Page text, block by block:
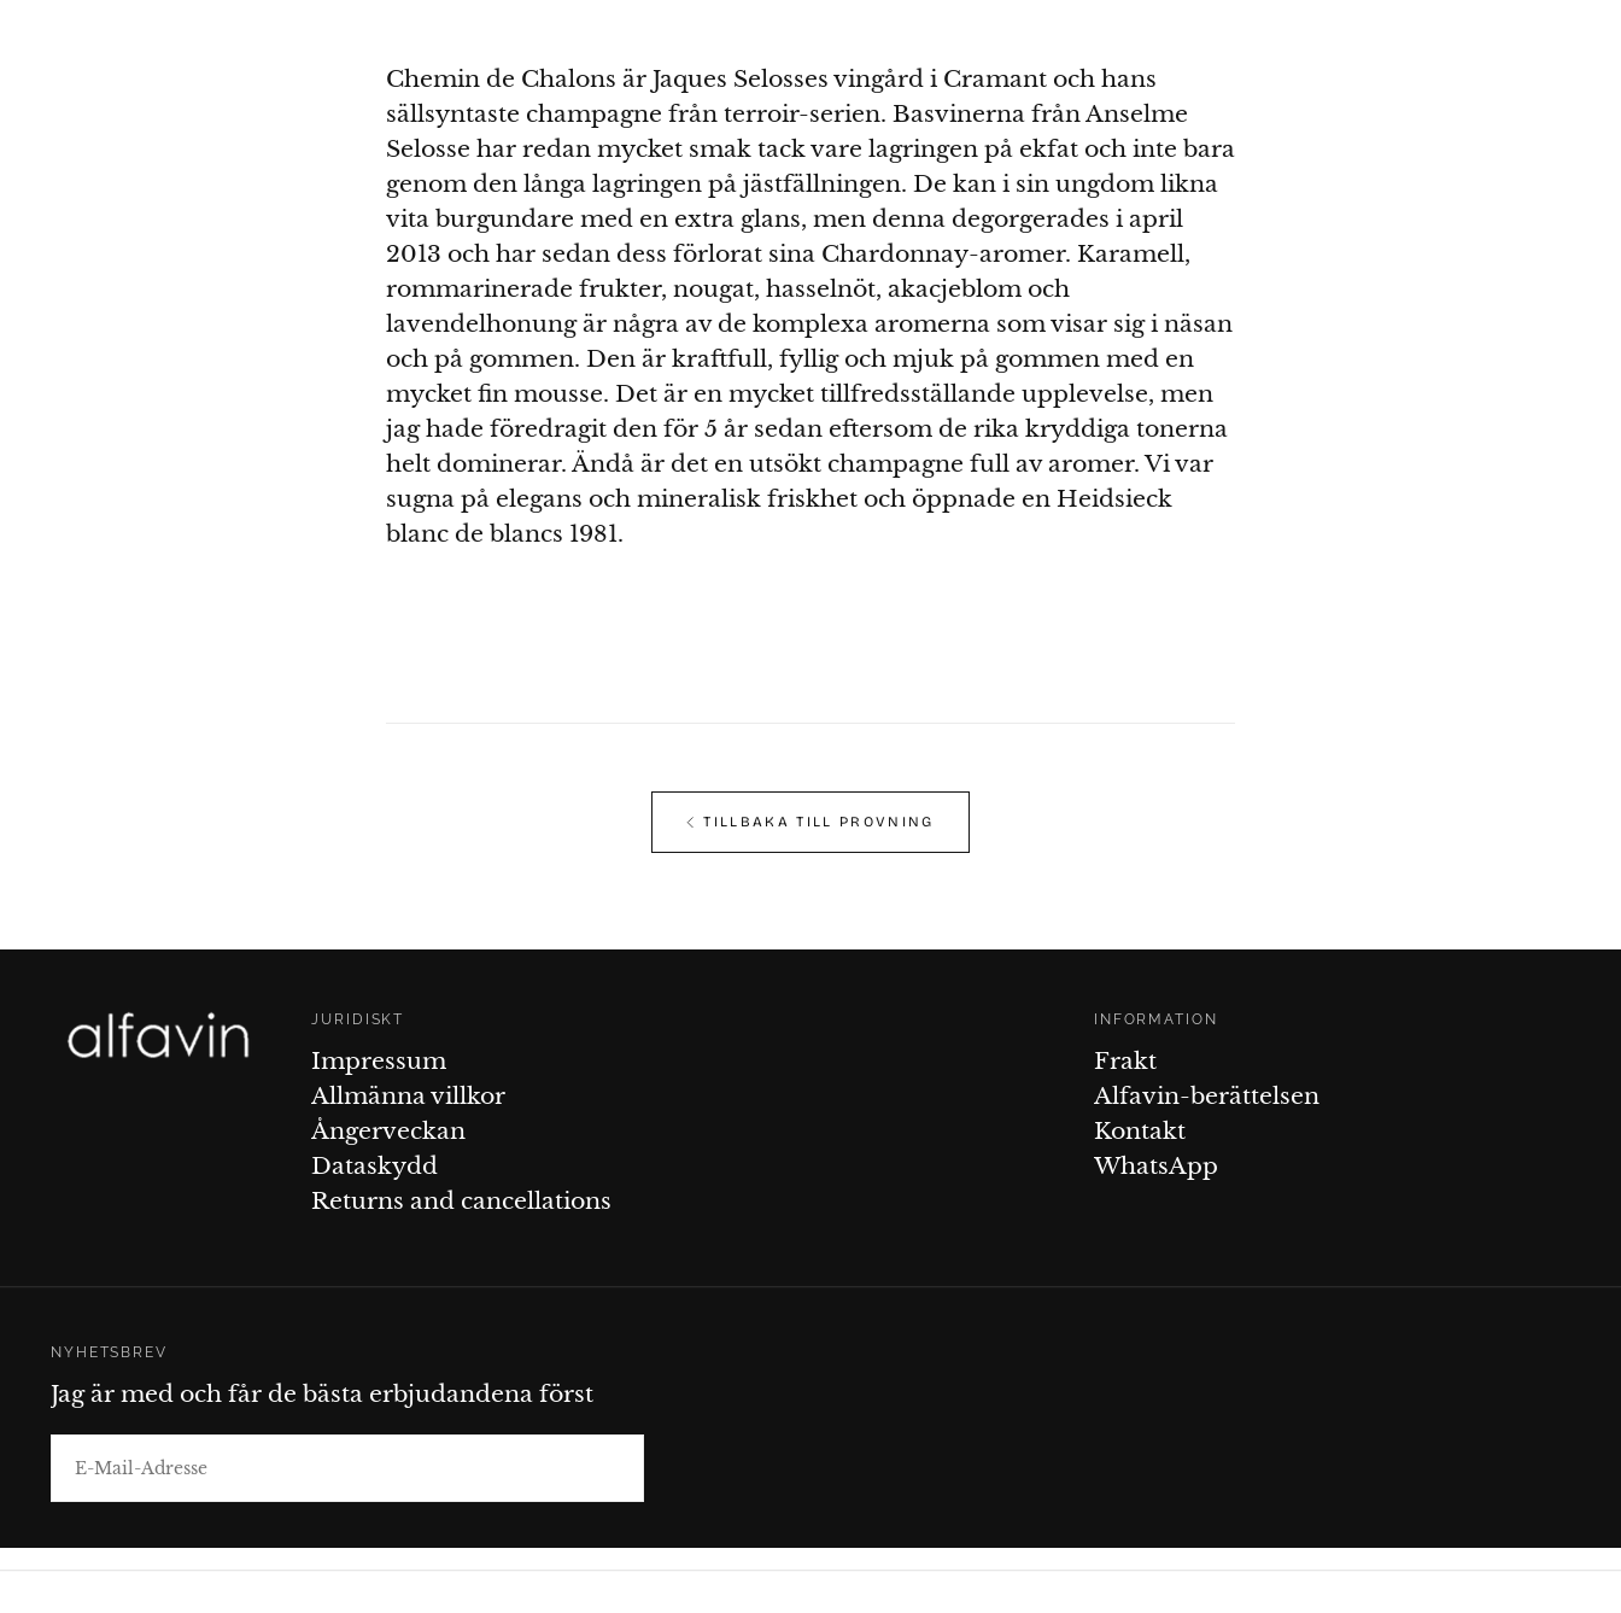
Chemin de Chalons är Jaques Selosses vingård i Cramant och hans
sällsyntaste champagne från terroir-serien. Basvinerna från Anselme
Selosse har redan mycket smak tack vare lagringen på ekfat och inte bara
genom den långa lagringen på jästfällningen. De kan i sin ungdom likna
vita burgundare med en extra glans, men denna degorgerades i april
2013 och har sedan dess förlorat sina Chardonnay-aromer. Karamell,
rommarinerade frukter, nougat, hasselnöt, akacjeblom och
lavendelhonung är några av de komplexa aromerna som visar sig i näsan
och på gommen. Den är kraftfull, fyllig och mjuk på gommen med en
mycket fin mousse. Det är en mycket tillfredsställande upplevelse, men
jag hade föredragit den för 5 år sedan eftersom de rika kryddiga tonerna
helt dominerar. Ändå är det en utsökt champagne full av aromer. Vi var
sugna på elegans och mineralisk friskhet och öppnade en Heidsieck
blanc de blancs 1981.
TILLBAKA TILL PROVNING
JURIDISKT
Impressum
Allmänna villkor
Ångerveckan
Dataskydd
Returns and cancellations
INFORMATION
Frakt
Alfavin-berättelsen
Kontakt
WhatsApp
NYHETSBREV
Jag är med och får de bästa erbjudandena först
MAIL